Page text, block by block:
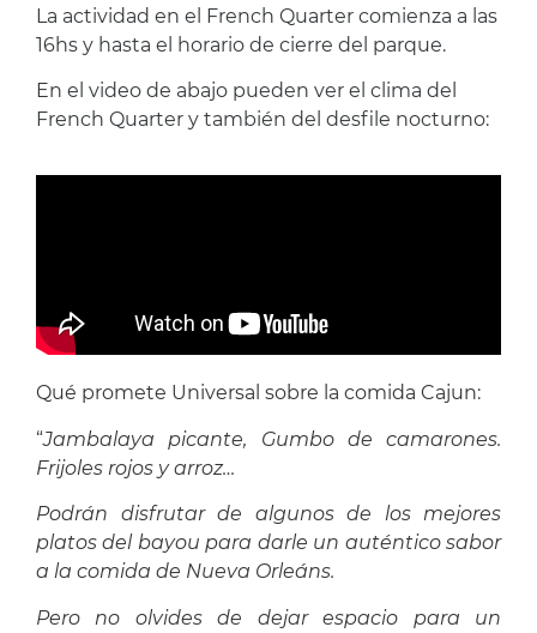
La actividad en el French Quarter comienza a las
16hs y hasta el horario de cierre del parque.
En el video de abajo pueden ver el clima del
French Quarter y también del desfile nocturno:
Qué promete Universal sobre la comida Cajun:
“Jambalaya picante, Gumbo de camarones.
Frijoles rojos y arroz…
Podrán disfrutar de algunos de los mejores
platos del bayou para darle un auténtico sabor
a la comida de Nueva Orleáns.
Pero no olvides de dejar espacio para un